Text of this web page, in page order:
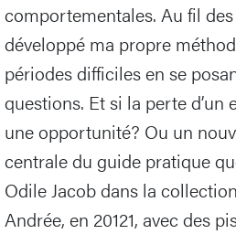
comportementales. Au fil des
développé ma propre
périodes difficiles en se
questions. Et si la perte
une opportunité? Ou un
centrale du guide pratique
Odile Jacob dans la
Andrée, en 20121, avec des